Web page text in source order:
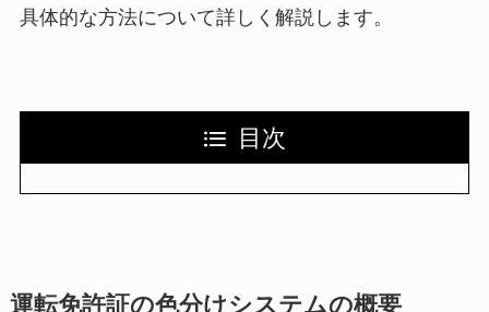
具体的な方法について詳しく解説します。
目次
運転免許証の色分けシステムの概要